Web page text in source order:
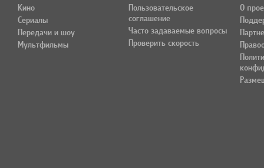
Кино
Сериалы
Передачи и шоу
Мультфильмы
Пользовательское
соглашение
Часто задаваемые вопросы
Проверить скорость
О